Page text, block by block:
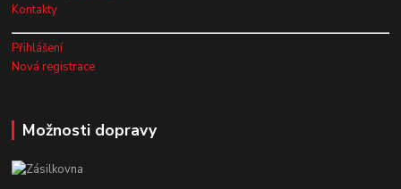
Kontakty
Přihlášení
Nová registrace
Možnosti dopravy